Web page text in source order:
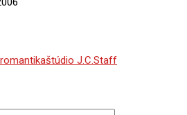
romantikaštúdio J.C.Staff